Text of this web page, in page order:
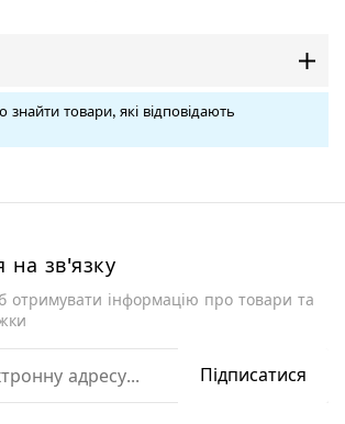
товари, які відповідають
на зв'язку
отримувати інформацію про товари та
Підписатися